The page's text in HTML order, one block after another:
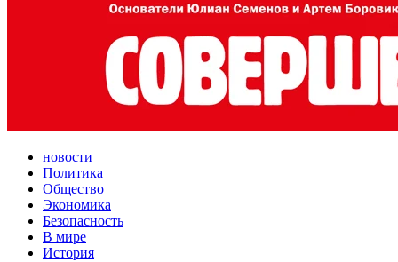
новости
Политика
Общество
Экономика
Безопасность
В мире
История